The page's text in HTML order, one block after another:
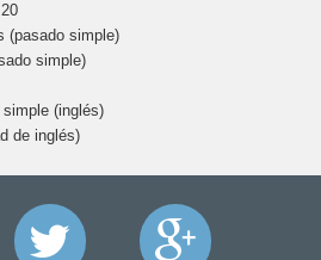
(pasado simple)
simple)
(inglés)
de inglés)